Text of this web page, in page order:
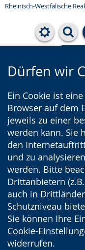
Rheinisch-Westfälische
Dürfen wir
Ein Cookie ist
Browser auf dem
jeweils zu einer
werden kann. Sie
den
und zu
werden. Bitte
Drittanbietern
auch in
Schutzniveau
Sie können Ihre
Cookie-
widerrufen.